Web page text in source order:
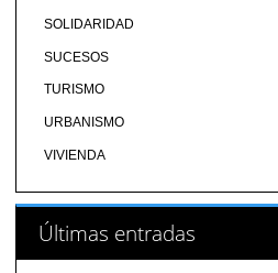
SOLIDARIDAD
SUCESOS
TURISMO
URBANISMO
VIVIENDA
Últimas entradas